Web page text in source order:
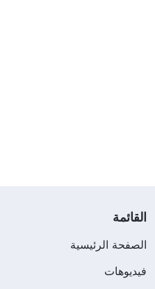
القائمة
الصفحة الرئيسية
فيديوهات